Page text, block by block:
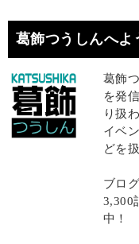
葛飾つうしんへよ
葛飾
を発
り扱
イベ
どを
ブロ
3,300
中！